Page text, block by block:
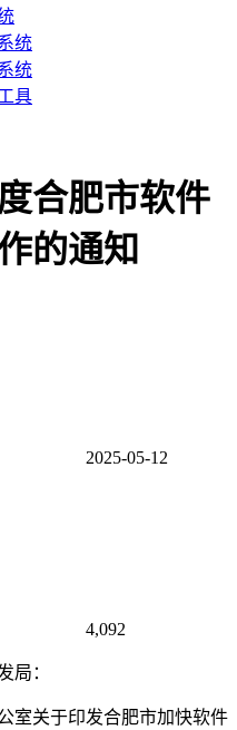
统
统
具
合肥市软件
的通知
2025-05-12
4,092
局：
室关于印发合肥市加快软件